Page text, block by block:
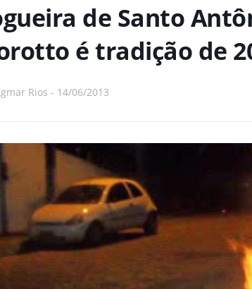
de Santo
é tradição de
Rios - 14/06/2013